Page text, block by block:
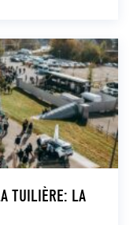
TUILIÈRE: LA